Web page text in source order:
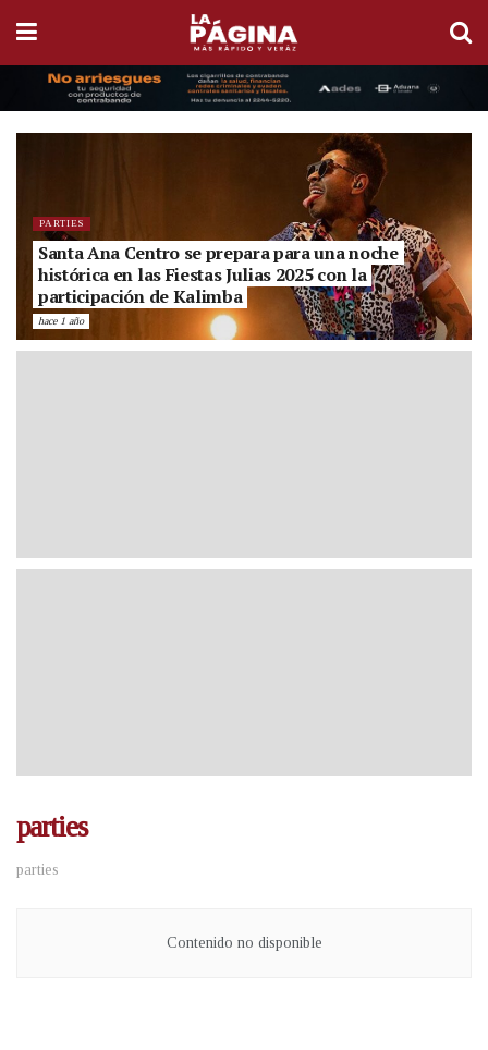
PARTIES
Santa Ana Centro se prepara para una noche
histórica en las Fiestas Julias 2025 con la
participación de Kalimba
hace 1 año
parties
parties
Contenido no disponible